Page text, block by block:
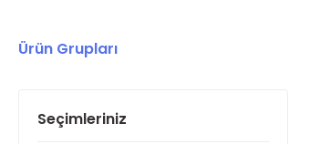
Ürün Grupları
Seçimleriniz